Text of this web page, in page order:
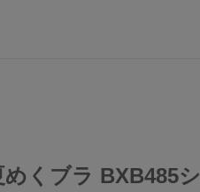
くブラ BXB485シ